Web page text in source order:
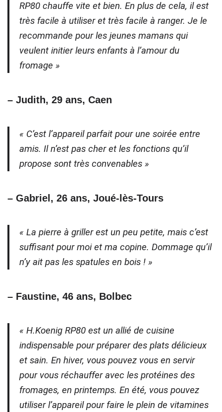
RP80 chauffe vite et bien. En plus de cela, il est
très facile à utiliser et très facile à ranger. Je le
recommande pour les jeunes mamans qui
veulent initier leurs enfants à l’amour du
fromage »
– Judith, 29 ans, Caen
« C’est l’appareil parfait pour une soirée entre
amis. Il n’est pas cher et les fonctions qu’il
propose sont très convenables »
– Gabriel, 26 ans, Joué-lès-Tours
« La pierre à griller est un peu petite, mais c’est
suffisant pour moi et ma copine. Dommage qu’il
n’y ait pas les spatules en bois ! »
– Faustine, 46 ans, Bolbec
« H.Koenig RP80 est un allié de cuisine
indispensable pour préparer des plats délicieux
et sain. En hiver, vous pouvez vous en servir
pour vous réchauffer avec les protéines des
fromages, en printemps. En été, vous pouvez
utiliser l’appareil pour faire le plein de vitamines